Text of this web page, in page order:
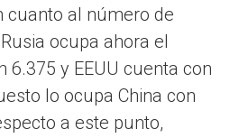
cuanto al número de
ocupa ahora el
6.375 y EEUU cuenta con
lo ocupa China con
a este punto,